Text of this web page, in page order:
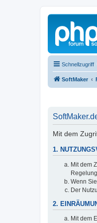
Schnellzugriff
SoftMaker
Mit dem
1.
Mit dem
Wenn
Der
2.
Mit dem